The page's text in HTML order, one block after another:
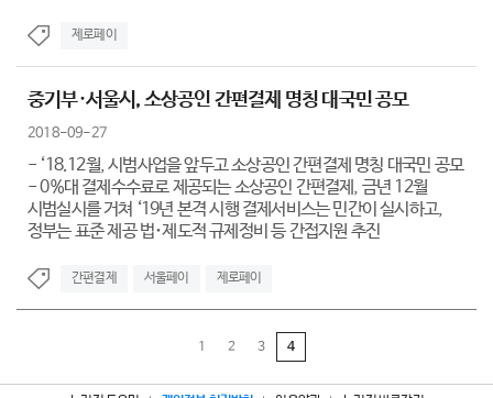
제로페이
중기부·서울시, 소상공인 간편결제 명칭 대국민 공모
2018-09-27
- ‘18.12월, 시범사업을 앞두고 소상공인 간편결제 명칭 대국민 공모
- 0%대 결제수수료로 제공되는 소상공인 간편결제, 금년 12월
시범실시를 거쳐 ‘19년 본격 시행 결제서비스는 민간이 실시하고,
정부는 표준 제공 법･제도적 규제정비 등 간접지원 추진
간편결제 서울페이 제로페이
1 2 3 4